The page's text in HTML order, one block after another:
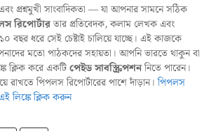
প্রশ্নমুখী সাংবাদিকতা — যা আপনার সামনে সঠিক
রিপোর্টারতার প্রতিবেদক, কলাম লেখক এবং
বছর ধরে সেই চেষ্টাই চালিয়ে যাচ্ছে। এই কাজকে
মতো পাঠকদের সহায়তা। আপনি ভারতে থাকুন বা
ক্লিক করে একটিপেইড সাবস্ক্রিপশননিতে পারেন।
রাখতে পিপলস রিপোর্টারের পাশে দাঁড়ান।পিপলস
লিঙ্কে ক্লিক করুন